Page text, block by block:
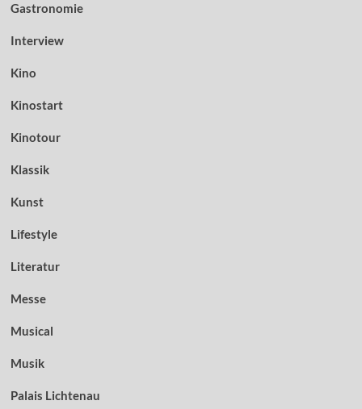
Gastronomie
Interview
Kino
Kinostart
Kinotour
Klassik
Kunst
Lifestyle
Literatur
Messe
Musical
Musik
Palais Lichtenau